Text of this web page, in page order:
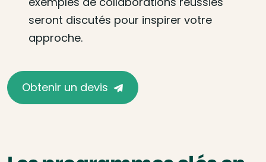
seront discutés pour inspirer votre
approche.
Obtenir un devis